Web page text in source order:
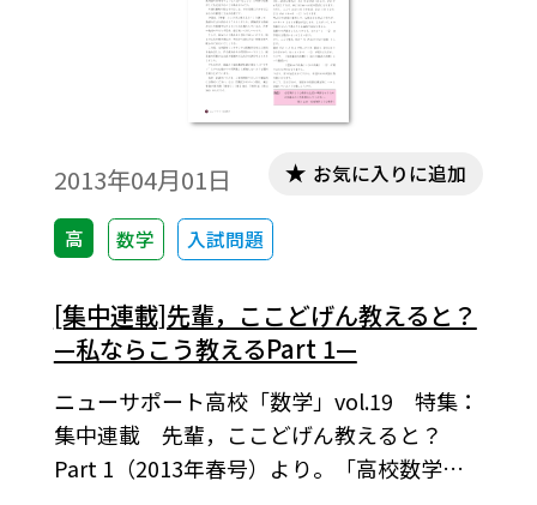
2013年04月01日
高 数学 入試問題
お気に入りに追加
[集中連載]先輩，ここどげん教えると？
—私ならこう教えるPart 1—
ニューサポート高校「数学」vol.19 特集：
集中連載 先輩，ここどげん教えると？
Part 1（2013年春号）より。「高校数学を